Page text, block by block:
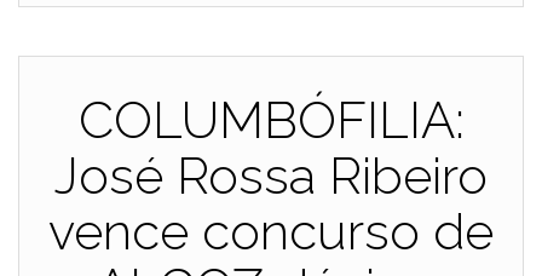
COLUMBÓFILIA:
José Rossa Ribeiro
vence concurso de